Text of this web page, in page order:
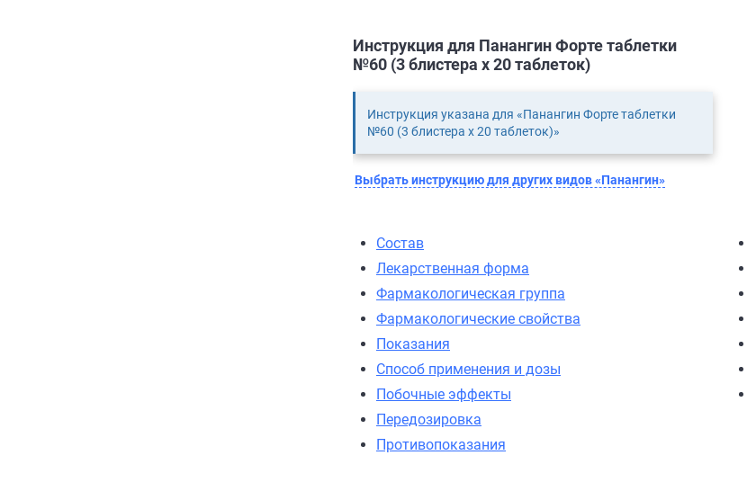
Инструкция для Панангин Форте таблетки
№60 (3 блистера х 20 таблеток)
Инструкция указана для «Панангин Форте таблетки
№60 (3 блистера х 20 таблеток)»
Выбрать инструкцию для других видов «Панангин»
Состав
Лекарственная форма
Фармакологическая группа
Фармакологические свойства
Показания
Способ применения и дозы
Побочные эффекты
Передозировка
Противопоказания